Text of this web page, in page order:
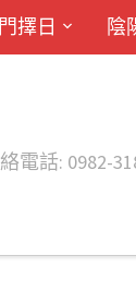
擇日 陰
: 0982-